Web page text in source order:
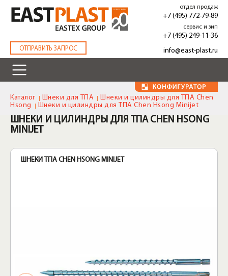
основному
содержанию
ОТПРАВИТЬ ЗАПРОС
отдел продаж
+7 (495) 772-79-89
сервис и зип
+7 (495) 249-11-36
info@east-plast.ru
Каталог Шнеки для ТПА
Шнеки и цилиндры для ТПА Chen
Hsong
Шнеки и цилиндры для ТПА Chen Hsong Minijet
ШНЕКИ И ЦИЛИНДРЫ ДЛЯ ТПА CHEN HSONG
MINIJET
ШНЕКИ ТПА CHEN HSONG MINIJET